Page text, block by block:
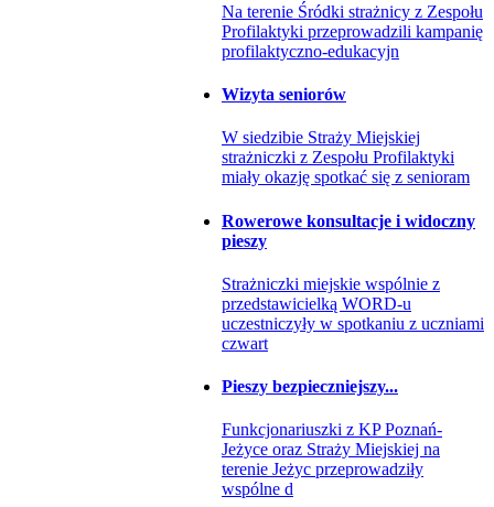
Na terenie Śródki strażnicy z Zespołu
Profilaktyki przeprowadzili kampanię
profilaktyczno-edukacyjn
Wizyta seniorów
W siedzibie Straży Miejskiej
strażniczki z Zespołu Profilaktyki
miały okazję spotkać się z senioram
Rowerowe konsultacje i widoczny
pieszy
Strażniczki miejskie wspólnie z
przedstawicielką WORD-u
uczestniczyły w spotkaniu z uczniami
czwart
Pieszy bezpieczniejszy...
Funkcjonariuszki z KP Poznań-
Jeżyce oraz Straży Miejskiej na
terenie Jeżyc przeprowadziły
wspólne d